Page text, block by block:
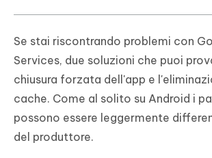
Se stai riscontrando problemi con
Services, due soluzioni che puoi
chiusura forzata dell'app e
cache. Come al solito su Android i
possono essere leggermente
del produttore.